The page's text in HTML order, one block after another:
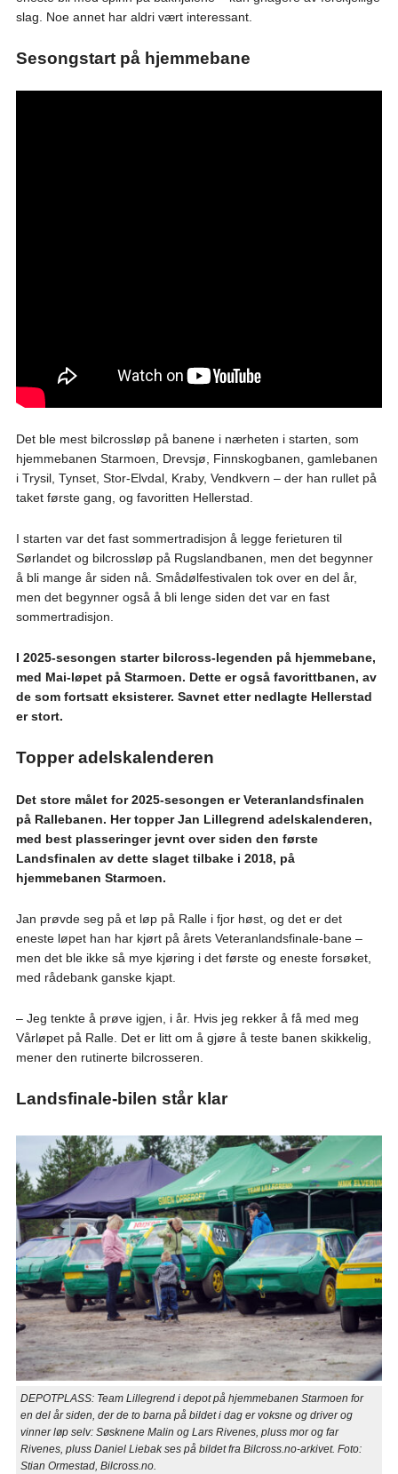
slag. Noe annet har aldri vært interessant.
Sesongstart på hjemmebane
Det ble mest bilcrossløp på banene i nærheten i starten, som
hjemmebanen Starmoen, Drevsjø, Finnskogbanen, gamlebanen
i Trysil, Tynset, Stor-Elvdal, Kraby, Vendkvern – der han rullet på
taket første gang, og favoritten Hellerstad.
I starten var det fast sommertradisjon å legge ferieturen til
Sørlandet og bilcrossløp på Rugslandbanen, men det begynner
å bli mange år siden nå. Smådølfestivalen tok over en del år,
men det begynner også å bli lenge siden det var en fast
sommertradisjon.
I 2025-sesongen starter bilcross-legenden på hjemmebane,
med Mai-løpet på Starmoen. Dette er også favorittbanen, av
de som fortsatt eksisterer. Savnet etter nedlagte Hellerstad
er stort.
Topper adelskalenderen
Det store målet for 2025-sesongen er Veteranlandsfinalen
på Rallebanen. Her topper Jan Lillegrend adelskalenderen,
med best plasseringer jevnt over siden den første
Landsfinalen av dette slaget tilbake i 2018, på
hjemmebanen Starmoen.
Jan prøvde seg på et løp på Ralle i fjor høst, og det er det
eneste løpet han har kjørt på årets Veteranlandsfinale-bane –
men det ble ikke så mye kjøring i det første og eneste forsøket,
med rådebank ganske kjapt.
– Jeg tenkte å prøve igjen, i år. Hvis jeg rekker å få med meg
Vårløpet på Ralle. Det er litt om å gjøre å teste banen skikkelig,
mener den rutinerte bilcrosseren.
Landsfinale-bilen står klar
DEPOTPLASS: Team Lillegrend i depot på hjemmebanen Starmoen for
en del år siden, der de to barna på bildet i dag er voksne og driver og
vinner løp selv: Søsknene Malin og Lars Rivenes, pluss mor og far
Rivenes, pluss Daniel Liebak ses på bildet fra Bilcross.no-arkivet. Foto:
Stian Ormestad, Bilcross.no.